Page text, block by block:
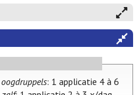
oogdruppels: 1 applicatie 4 à 6